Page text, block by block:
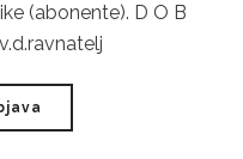
(abonente). D O B